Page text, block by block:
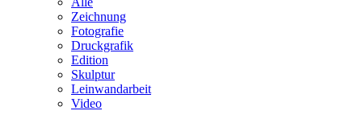
Zeichnung
Fotografie
Druckgrafik
Edition
Skulptur
Leinwandarbeit
Video